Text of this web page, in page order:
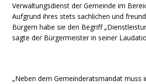
Verwaltungsdienst der Gemeinde im
Aufgrund ihres stets sachlichen und
Bürgern habe sie den Begriff
sagte der Bürgermeister in seiner
„Neben dem Gemeinderatsmandat